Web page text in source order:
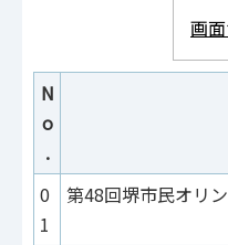
画
N
o
.
0
1
第48回堺市民オリ